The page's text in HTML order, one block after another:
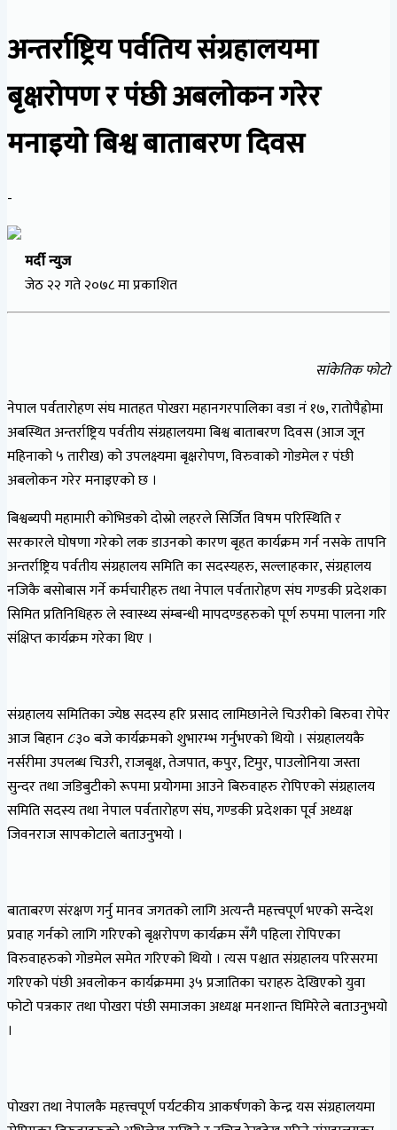
अन्तर्राष्ट्रिय पर्वतिय संग्रहालयमा
बृक्षरोपण र पंछी अबलोकन गरेर
मनाइयो बिश्व बाताबरण दिवस
-
मर्दी न्युज
जेठ २२ गते २०७८ मा प्रकाशित
सांकेतिक फोटो
नेपाल पर्वतारोहण संघ मातहत पोखरा महानगरपालिका वडा नं १७, रातोपैह्रोमा
अबस्थित अन्तर्राष्ट्रिय पर्वतीय संग्रहालयमा बिश्व बाताबरण दिवस (आज जून
महिनाको ५ तारीख) को उपलक्ष्यमा बृक्षरोपण, विरुवाको गोडमेल र पंछी
अबलोकन गरेर मनाइएको छ ।
बिश्वब्यपी महामारी कोभिडको दोस्रो लहरले सिर्जित विषम परिस्थिति र
सरकारले घोषणा गरेको लक डाउनको कारण बृहत कार्यक्रम गर्न नसके तापनि
अन्तर्राष्ट्रिय पर्वतीय संग्रहालय समिति का सदस्यहरु, सल्लाहकार, संग्रहालय
नजिकै बसोबास गर्ने कर्मचारीहरु तथा नेपाल पर्वतारोहण संघ गण्डकी प्रदेशका
सिमित प्रतिनिधिहरु ले स्वास्थ्य संम्बन्धी मापदण्डहरुको पूर्ण रुपमा पालना गरि
संक्षिप्त कार्यक्रम गरेका थिए ।
संग्रहालय समितिका ज्येष्ठ सदस्य हरि प्रसाद लामिछानेले चिउरीको बिरुवा रोपेर
आज बिहान ८ः३० बजे कार्यक्रमको शुभारम्भ गर्नुभएको थियो । संग्रहालयकै
नर्सरीमा उपलब्ध चिउरी, राजबृक्ष, तेजपात, कपुर, टिमुर, पाउलोनिया जस्ता
सुन्दर तथा जडिबुटीको रूपमा प्रयोगमा आउने बिरुवाहरु रोपिएको संग्रहालय
समिति सदस्य तथा नेपाल पर्वतारोहण संघ, गण्डकी प्रदेशका पूर्व अध्यक्ष
जिवनराज सापकोटाले बताउनुभयो ।
बाताबरण संरक्षण गर्नु मानव जगतको लागि अत्यन्तै महत्त्वपूर्ण भएको सन्देश
प्रवाह गर्नको लागि गरिएको बृक्षरोपण कार्यक्रम सँगै पहिला रोपिएका
विरुवाहरुको गोडमेल समेत गरिएको थियो । त्यस पश्चात संग्रहालय परिसरमा
गरिएको पंछी अवलोकन कार्यक्रममा ३५ प्रजातिका चराहरु देखिएको युवा
फोटो पत्रकार तथा पोखरा पंछी समाजका अध्यक्ष मनशान्त घिमिरेले बताउनुभयो
।
पोखरा तथा नेपालकै महत्त्वपूर्ण पर्यटकीय आकर्षणको केन्द्र यस संग्रहालयमा